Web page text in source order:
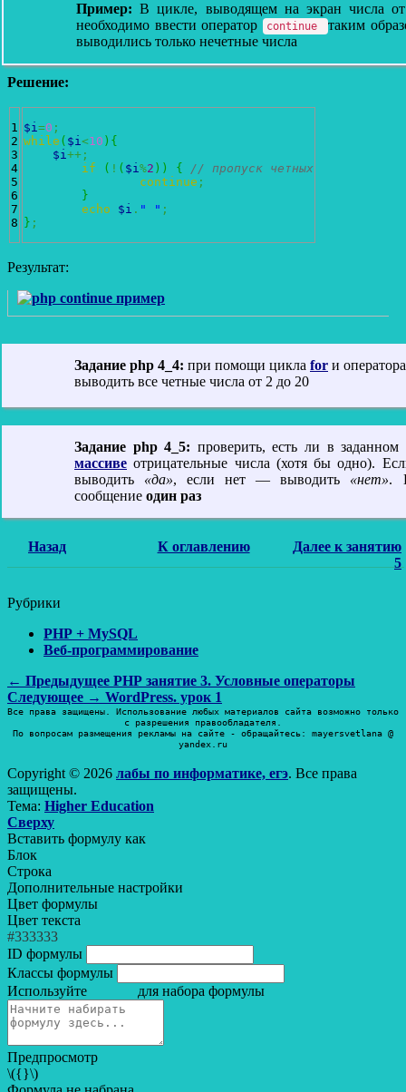
Пример: В цикле, выводящем на экран числа
необходимо ввести оператор
continue
таким
выводились только нечетные числа
Решение:
1
2
3
4
5
6
7
$i=0 ;
while ( $i<10 ) {
$i++;
if
( ! ( $i%2 ) ) {
// пропуск четных
continue ;
}
echo
$i . " " ;
} ;
Результат:
Задание php 4_4: при помощи цикла for и
выводить все четные числа от 2 до 20
Задание php 4_5: проверить, есть ли в заданном
массиве отрицательные числа (хотя бы одно).
выводить «да», если нет — выводить «нет».
сообщение один раз
Назад К оглавлению
Далее к занятию
5
Рубрики
PHP + MySQL
Веб-программирование
Навигация
по
записям
← Предыдущее Предыдущая
запись:
PHP занятие 3. Условные операторы
Следующее → Следующая
запись:
WordPress. урок 1
Все права защищены. Использование любых материалов сайта возможно только
с разрешения правообладателя.
По вопросам размещения рекламы на сайте - обращайтесь: mayersvetlana @
yandex.ru
Copyright © 2026 лабы по информатике, егэ. Все права
защищены.
Тема: Higher Education
Прокрутить
вверх
Сверху
Вставить формулу как
Блок
Строка
Дополнительные настройки
Цвет формулы
Цвет текста
#333333
ID формулы
Классы формулы
Используйте
для набора формулы
Предпросмотр
\({}\)